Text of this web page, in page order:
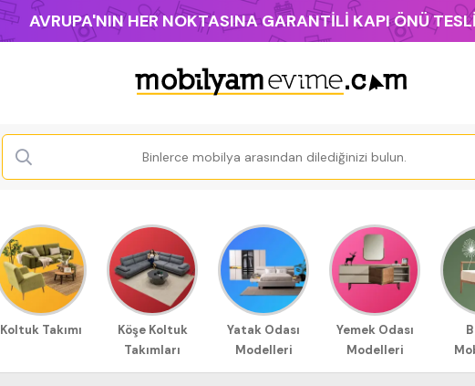
AVRUPA'NIN HER NOKTASINA GARANTİLİ KAPI ÖNÜ
Koltuk Takımı
Köşe Koltuk
Takımları
Yatak Odası
Modelleri
Yemek Odası
Modelleri